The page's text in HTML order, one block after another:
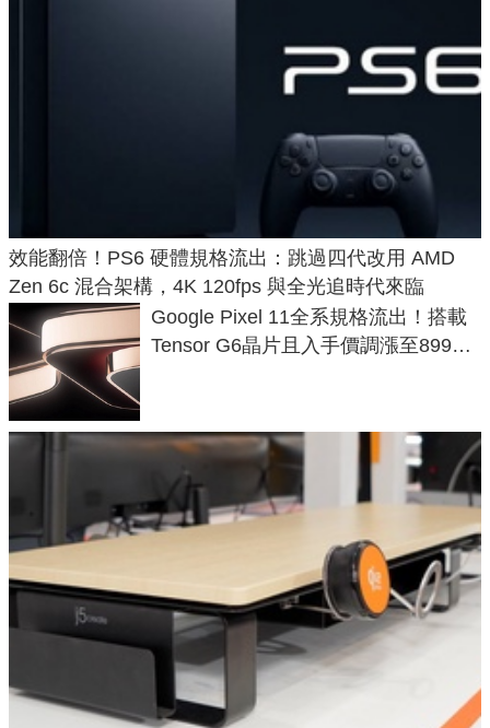
效能翻倍！PS6 硬體規格流出：跳過四代改用 AMD
Zen 6c 混合架構，4K 120fps 與全光追時代來臨
Google Pixel 11全系規格流出！搭載
Tensor G6晶片且入手價調漲至899美